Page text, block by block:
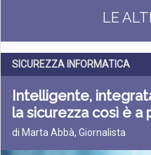
LE
SICUREZZA INFORMATICA
Intelligente,
la sicurezza così è a
di Marta Abbà, Giornalista